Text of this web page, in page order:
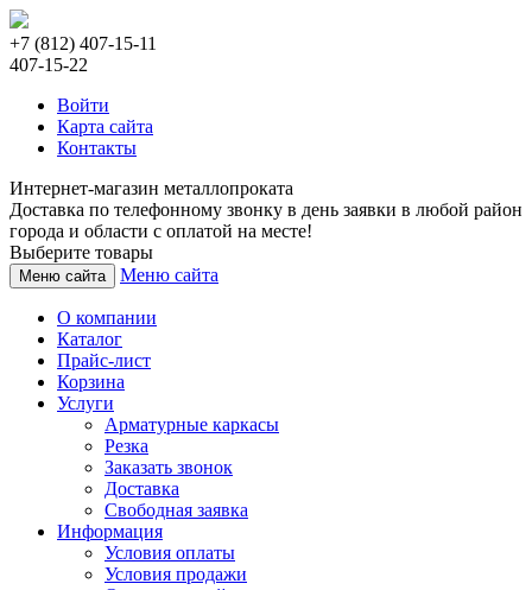
+7 (812) 407-15-11
407-15-22
Войти
Карта сайта
Контакты
Интернет-магазин металлопроката
Доставка по телефонному звонку в день заявки в любой район
города и области с оплатой на месте!
Выберите товары
Меню сайта Меню сайта
О компании
Каталог
Прайс-лист
Корзина
Услуги
Арматурные каркасы
Резка
Заказать звонок
Доставка
Свободная заявка
Информация
Условия оплаты
Условия продажи